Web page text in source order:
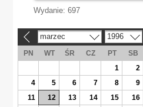
Wydanie: 697
marzec 1996
PN WT ŚR CZ PT SB
1
2
4
5 6 7 8 9
11
12 13 14 15 16